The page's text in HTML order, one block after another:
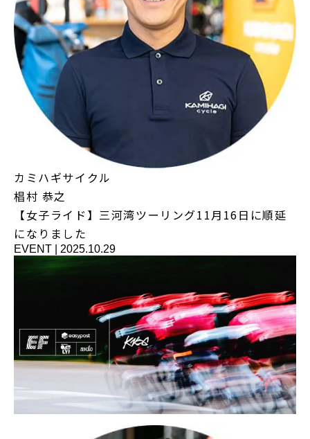
カミハギサイクル
椙村 恭之
【女子ライド】三河湾ツーリング11月16日に順延
になりました
EVENT 2025.10.29